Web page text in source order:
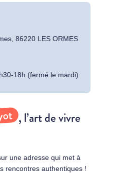
86220 LES ORMES
18h (fermé le mardi)
, l’art de vivre
une adresse qui met à
rencontres authentiques !